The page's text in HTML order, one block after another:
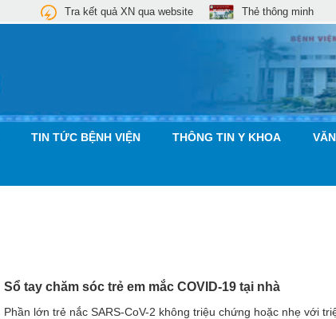
Tra kết quả XN qua website Thẻ thông minh
TIN TỨC BỆNH VIỆN THÔNG TIN Y KHOA
Sổ tay chăm sóc trẻ em mắc COVID-19 tại nhà
Phần lớn trẻ nắc SARS-CoV-2 không triệu chứng hoặc nhẹ với